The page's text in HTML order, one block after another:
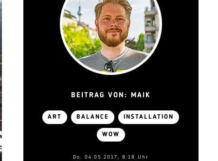
BEITRAG VON: MAIK
ART BALANCE INSTALLATION
WOW
Do. 04.05.2017, 8:18 Uhr